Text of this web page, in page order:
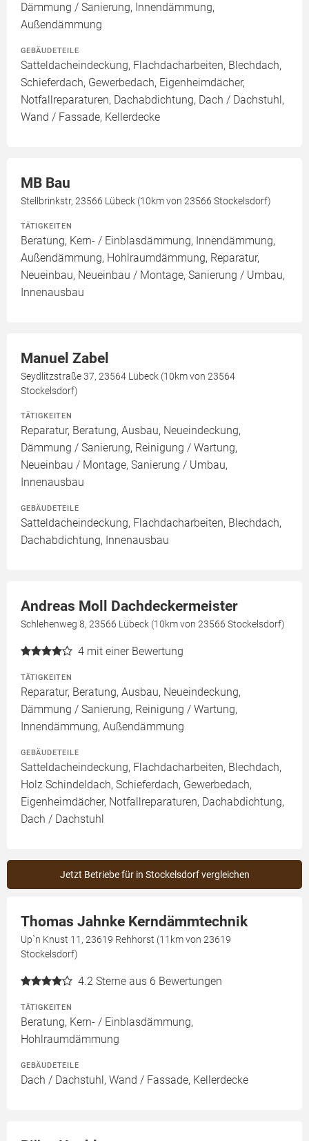
Dämmung / Sanierung, Innendämmung,
Außendämmung
GEBÄUDETEILE
Satteldacheindeckung, Flachdacharbeiten, Blechdach,
Schieferdach, Gewerbedach, Eigenheimdächer,
Notfallreparaturen, Dachabdichtung, Dach / Dachstuhl,
Wand / Fassade, Kellerdecke
MB Bau
Stellbrinkstr, 23566 Lübeck (10km von 23566 Stockelsdorf)
TÄTIGKEITEN
Beratung, Kern- / Einblasdämmung, Innendämmung,
Außendämmung, Hohlraumdämmung, Reparatur,
Neueinbau, Neueinbau / Montage, Sanierung / Umbau,
Innenausbau
Manuel Zabel
Seydlitzstraße 37, 23564 Lübeck (10km von 23564
Stockelsdorf)
TÄTIGKEITEN
Reparatur, Beratung, Ausbau, Neueindeckung,
Dämmung / Sanierung, Reinigung / Wartung,
Neueinbau / Montage, Sanierung / Umbau,
Innenausbau
GEBÄUDETEILE
Satteldacheindeckung, Flachdacharbeiten, Blechdach,
Dachabdichtung, Innenausbau
Andreas Moll Dachdeckermeister
Schlehenweg 8, 23566 Lübeck (10km von 23566 Stockelsdorf)
4 mit einer Bewertung
TÄTIGKEITEN
Reparatur, Beratung, Ausbau, Neueindeckung,
Dämmung / Sanierung, Reinigung / Wartung,
Innendämmung, Außendämmung
GEBÄUDETEILE
Satteldacheindeckung, Flachdacharbeiten, Blechdach,
Holz Schindeldach, Schieferdach, Gewerbedach,
Eigenheimdächer, Notfallreparaturen, Dachabdichtung,
Dach / Dachstuhl
Jetzt Betriebe für in Stockelsdorf vergleichen
Thomas Jahnke Kerndämmtechnik
Up`n Knust 11, 23619 Rehhorst (11km von 23619
Stockelsdorf)
4.2 Sterne aus 6 Bewertungen
TÄTIGKEITEN
Beratung, Kern- / Einblasdämmung,
Hohlraumdämmung
GEBÄUDETEILE
Dach / Dachstuhl, Wand / Fassade, Kellerdecke